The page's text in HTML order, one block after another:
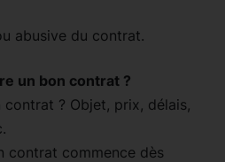
abusive du contrat.
un bon contrat ?
contrat ? Objet, prix, délais,
contrat commence dès